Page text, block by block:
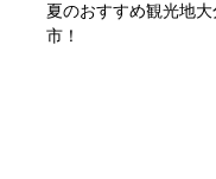
夏のおすすめ観光地大
市！